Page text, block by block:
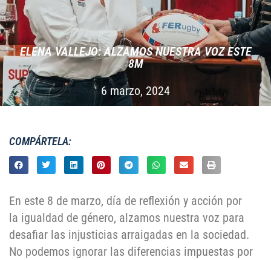
ELENA VALLEJO: ALZAMOS NUESTRA VOZ ESTE
8M
6 marzo, 2024
COMPÁRTELA:
En este 8 de marzo, día de reflexión y acción por
la igualdad de género, alzamos nuestra voz para
desafiar las injusticias arraigadas en la sociedad.
No podemos ignorar las diferencias impuestas por